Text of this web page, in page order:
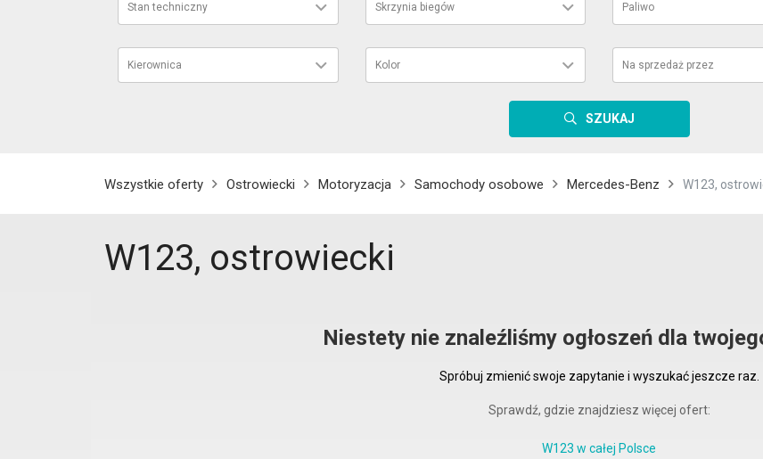
Stan techniczny Skrzynia biegów Paliwo
Kierownica Kolor Na sprzedaż przez
SZUKAJ
Wszystkie oferty Ostrowiecki Motoryzacja Samochody osobowe Mercedes-Benz W123,
W123, ostrowiecki
Niestety nie znaleźliśmy ogłoszeń dla
Spróbuj zmienić swoje zapytanie i wyszukać jeszcze raz.
Sprawdź, gdzie znajdziesz więcej ofert:
W123 w całej Polsce